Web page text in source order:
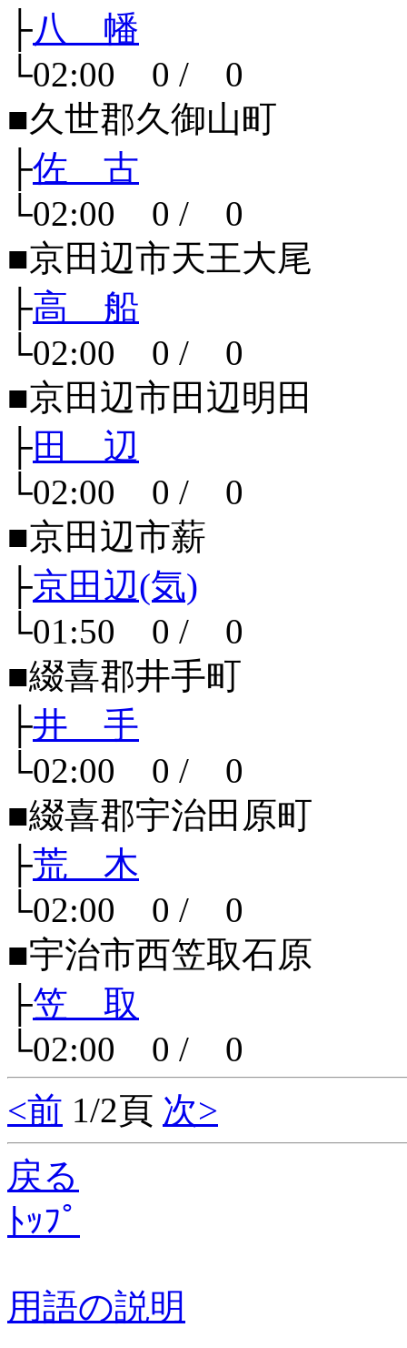
├八 幡
└02:00 0 / 0
■久世郡久御山町
├佐 古
└02:00 0 / 0
■京田辺市天王大尾
├高 船
└02:00 0 / 0
■京田辺市田辺明田
├田 辺
└02:00 0 / 0
■京田辺市薪
├京田辺(気)
└01:50 0 / 0
■綴喜郡井手町
├井 手
└02:00 0 / 0
■綴喜郡宇治田原町
├荒 木
└02:00 0 / 0
■宇治市西笠取石原
├笠 取
└02:00 0 / 0
<前 1/2頁 次>
戻る
ﾄｯﾌﾟ
用語の説明